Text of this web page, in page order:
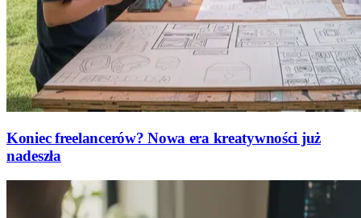
Koniec freelancerów? Nowa era kreatywności już
nadeszła